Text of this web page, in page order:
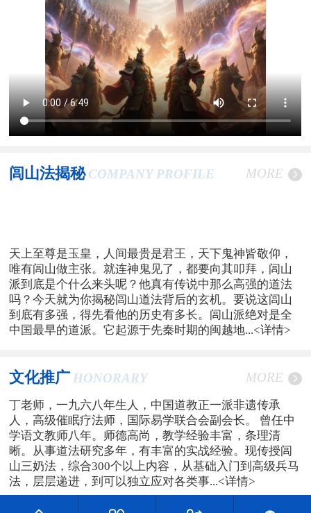
闾山法揭秘 COMPANY PROFILE MORE
天上至尊是玉皇，人间最贵是君王，天下鬼神皆敬仰，
唯有闾山做主张。就连神鬼见了，都要向其叩拜，闾山
派到底是个什么来头呢？他真有传说中那么高强的道法
吗？今天就为你揭秘闾山道法背后的玄机。要说这闾山
到底有多强，得先看他的历史有多长。闾山派绝对是全
中国最早的道派。它起源于先秦时期的闽越地...<详情>
文化推广 HONORARY MORE
丁老师，一九六八年生人，中国道教正一派非遗传承
人，高级催眠疗法师，国际易学联合会副会长。 曾任中
学语文教师八年。师德高尚，教学经验丰富，条理清
晰。从事道法研究多年，有丰富的实战经验。现传授闾
山三奶法，综合300个以上内容，从基础入门到高级兵马
法，层层递进，到可以独立应对各类事...<详情>